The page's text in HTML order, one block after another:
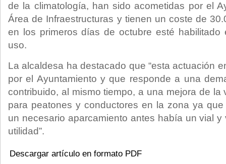
de la climatología, han sido acometidas por el
Área de Infraestructuras y tienen un coste de
en los primeros días de octubre esté habilitado
uso.
La alcaldesa ha destacado que “esta actuación
por el Ayuntamiento y que responde a una
contribuido, al mismo tiempo, a una mejora de la
para peatones y conductores en la zona ya
un necesario aparcamiento antes había un vial
utilidad”.
Descargar artículo en formato PDF